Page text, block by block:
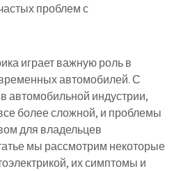
проблем с
играет важную роль в
автомобилей. С
автомобильной индустрии,
более сложной, и проблемы
для владельцев
мы рассмотрим некоторые
их симптомы и